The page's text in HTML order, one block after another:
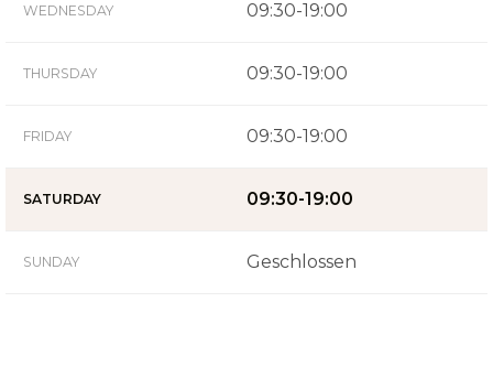
WEDNESDAY 09:30-19:00
THURSDAY 09:30-19:00
FRIDAY 09:30-19:00
SATURDAY 09:30-19:00
SUNDAY Geschlossen